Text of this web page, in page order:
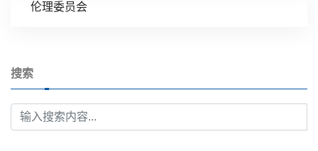
伦理委员会
搜索